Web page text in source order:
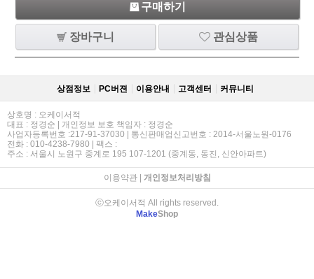
구매하기
장바구니 관심상품
상점정보 PC버젼 이용안내 고객센터 커뮤니티
상호명 : 오케이서적
대표 : 정경순 | 개인정보 보호 책임자 : 정경순
사업자등록번호 :217-91-37030 | 통신판매업신고번호 : 2014-서울노원-0176
전화 : 010-4238-7980 | 팩스 :
주소 : 서울시 노원구 중계로 195 107-1201 (중계동, 동진, 신안아파트)
이용약관| 개인정보처리방침
ⓒ오케이서적 All rights reserved.
MakeShop